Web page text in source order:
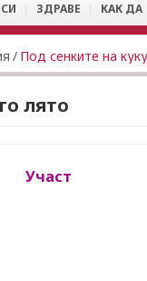
ЗДРАВЕ КАК ДА
/ Под сенките на
лято
Участ